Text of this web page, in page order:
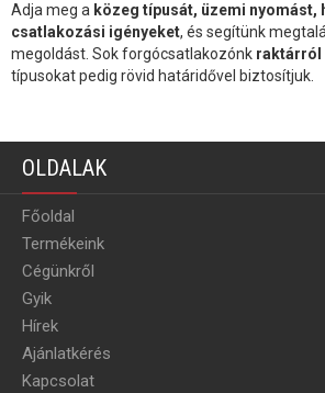
Adja meg a közeg típusát, üzemi nyomást,
csatlakozási igényeket, és segítünk
megoldást. Sok forgócsatlakozónk raktárról
típusokat pedig rövid határidővel biztosítjuk.
OLDALAK
Főoldal
Termékeink
Cégünkről
Gyik
Hírek
Ajánlatkérés
Kapcsolat